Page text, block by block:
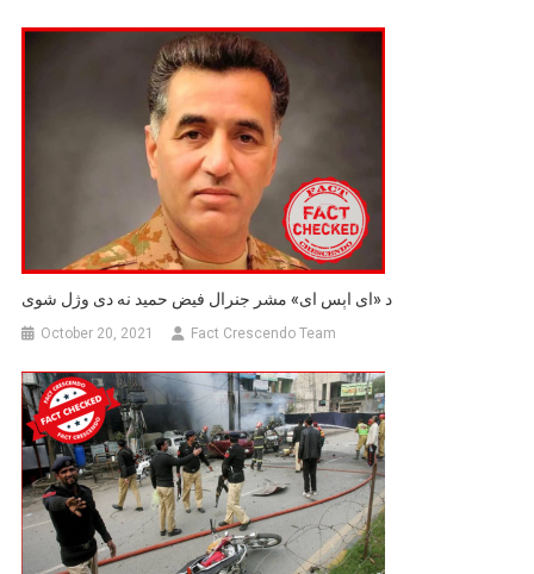
د «ای اېس ای» مشر جنرال فیض حمید نه دی وژل شوی
October 20, 2021 Fact Crescendo Team